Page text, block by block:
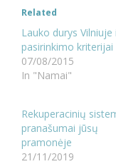
Related
Lauko durys Vilniuje
pasirinkimo kriterijai
07/08/2015
In "Namai"
Rekuperacinių
pranašumai jūsų
pramonėje
21/11/2019